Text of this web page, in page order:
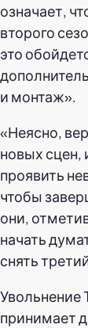
означает,
второго
это
и монтаж».
«Неясно,
новых
проявить
чтобы
они,
начать
снять
Увольнение
принимает